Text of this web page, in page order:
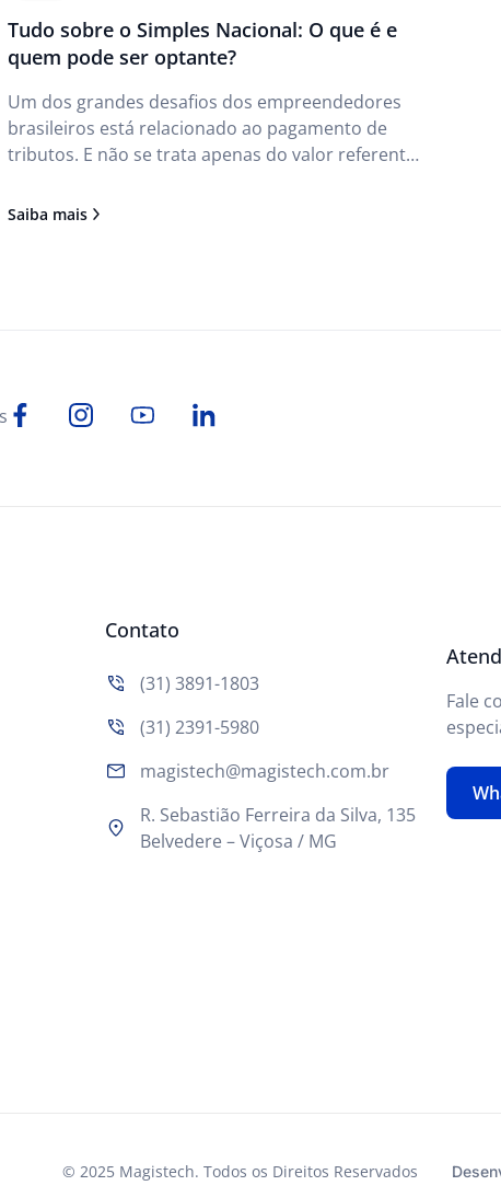
Tudo sobre o Simples Nacional: O que é e
quem pode ser optante?
Um dos grandes desafios dos empreendedores
brasileiros está relacionado ao pagamento de
tributos. E não se trata apenas do valor referente
sistema. Assim, o Governo Federal criou uma
Saiba mais
Contato
(31) 3891-1803
(31) 2391-5980
magistech@magistech.com.br
R. Sebastião Ferreira da Silva, 135
Belvedere – Viçosa / MG
Fale
© 2025 Magistech. Todos os Direitos Reservados